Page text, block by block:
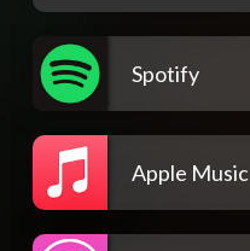
Spotify
Apple Music